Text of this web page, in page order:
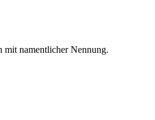
namentlicher Nennung.